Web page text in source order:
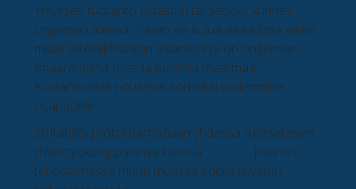
Yrityksen tuotanto hidastuu tai seisoo, kunnes
ongelma ratkeaa. Tähän voi kulua aikaa jopa viikko,
mikäli laitevalmistajan asiantuntija on ongelman
ilmaantuessa toisella puolella maailmaa.
Kustannukset nousevat korkeiksi molemmille
osapuolille.
Softability pilotoi parhaillaan yhdessä ruotsalaisen
yhteistyökumppaninsa kanssa
, joka on
tehostamassa muun muassa edellä kuvatun